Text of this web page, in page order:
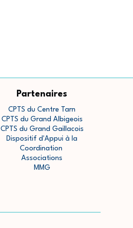
Partenaires
CPTS du Centre Tarn
CPTS du Grand Albigeois
CPTS du Grand Gaillacois
Dispositif d'Appui à la
Coordination
Associations
MMG